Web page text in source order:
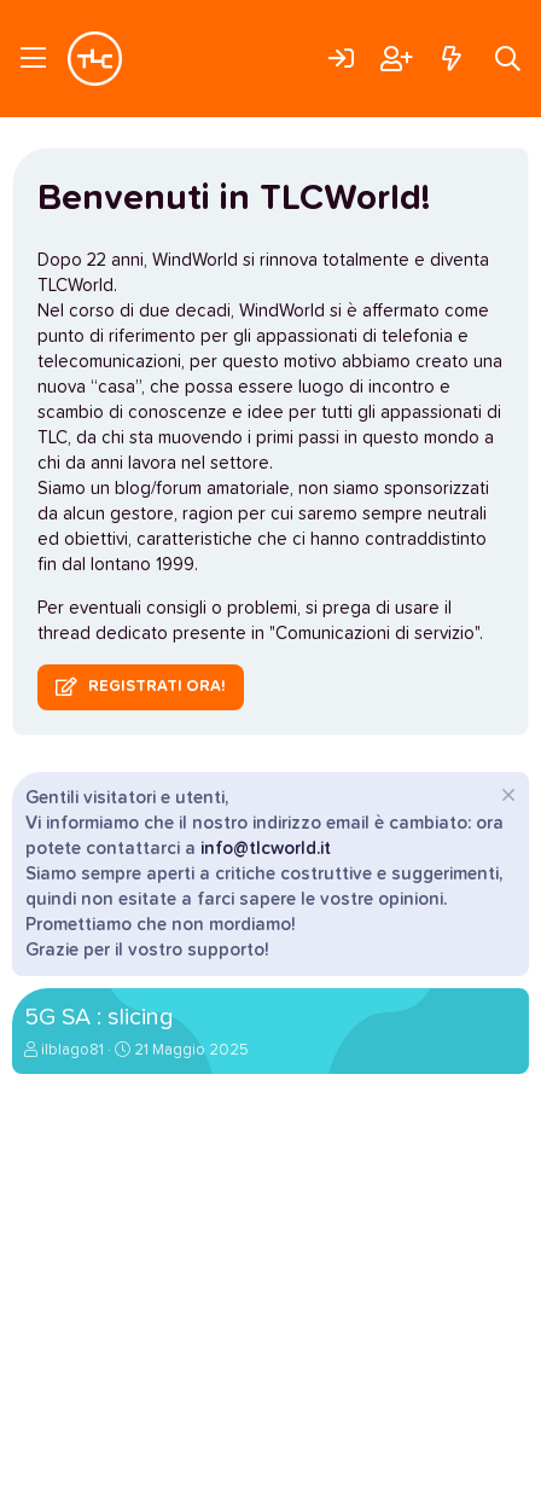
Benvenuti in TLCWorld!
Dopo 22 anni, WindWorld si rinnova totalmente e diventa
TLCWorld.
Nel corso di due decadi, WindWorld si è affermato come
punto di riferimento per gli appassionati di telefonia e
telecomunicazioni, per questo motivo abbiamo creato una
nuova “casa”, che possa essere luogo di incontro e
scambio di conoscenze e idee per tutti gli appassionati di
TLC, da chi sta muovendo i primi passi in questo mondo a
chi da anni lavora nel settore.
Siamo un blog/forum amatoriale, non siamo sponsorizzati
da alcun gestore, ragion per cui saremo sempre neutrali
ed obiettivi, caratteristiche che ci hanno contraddistinto
fin dal lontano 1999.
Per eventuali consigli o problemi, si prega di usare il
thread dedicato presente in "Comunicazioni di servizio".
REGISTRATI ORA!
Gentili visitatori e utenti,
Vi informiamo che il nostro indirizzo email è cambiato: ora
potete contattarci a info@tlcworld.it
Siamo sempre aperti a critiche costruttive e suggerimenti,
quindi non esitate a farci sapere le vostre opinioni.
Promettiamo che non mordiamo!
Grazie per il vostro supporto!
5G SA : slicing
A
u
ilblago81
D
a
21 Maggio 2025